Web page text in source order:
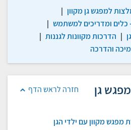
למפגש גן מקוון |
- כלים ומדריכים למשתמש |
| הדרכות מקוונות לגננות |
והדרכה
חזרה לראש הדף גן
מפגש מקוון עם ילדי הגן